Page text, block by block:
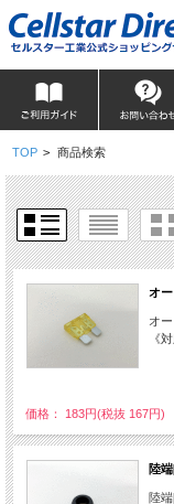
TOP > 商品検索
オ
オ
《
価格： 183円(税抜 167円)
陸
陸